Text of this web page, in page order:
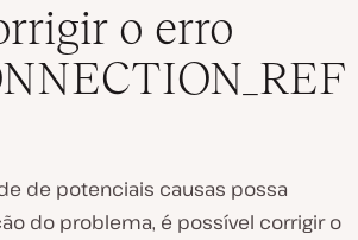
o erro
de potenciais causas possa
do problema, é possível corrigir o